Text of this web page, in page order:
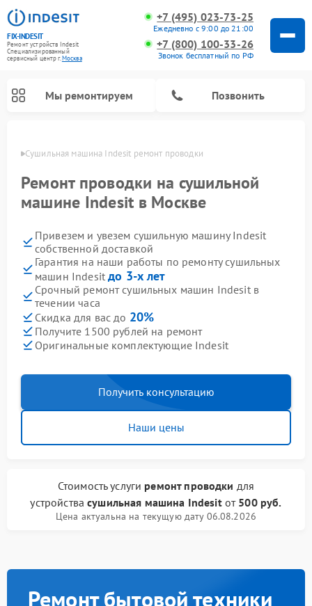
FIX-INDESIT
Ремонт устройств Indesit
Специализированный
cервисный центр г.Москва
+7 (495) 023-73-25
Ежедневно с 9:00 до 21:00
+7 (800) 100-33-26
Звонок бесплатный по РФ
Мы ремонтируем Позвонить
Сушильная машина Indesit ремонт проводки
Ремонт проводки на сушильной
машине Indesit в Москве
Привезем и увезем сушильную машину Indesit
собственной доставкой
Гарантия на наши работы по ремонту сушильных
машин Indesitдо 3-х лет
Срочный ремонт сушильных машин Indesit в
течении часа
Скидка для вас до 20%
Получите 1500 рублей на ремонт
Оригинальные комплектующие Indesit
Получить консультацию
Наши цены
Стоимость услуги ремонт проводки для
устройствасушильная машина Indesitот 500 руб.
Цена актуальна на текущую дату 06.08.2026
Ремонт бытовой техники